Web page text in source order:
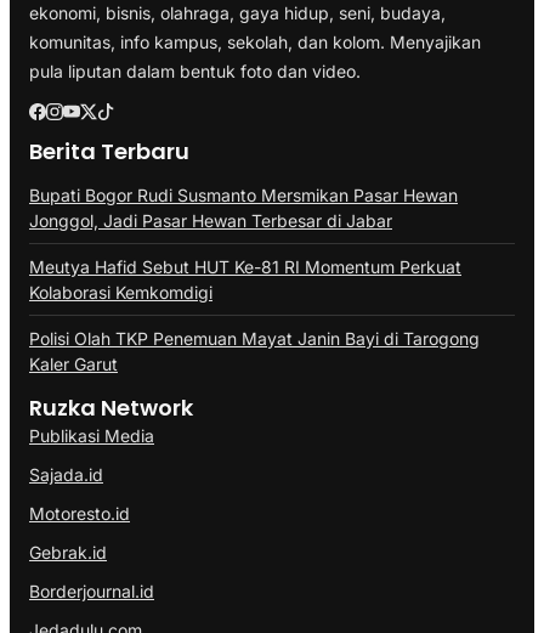
ekonomi, bisnis, olahraga, gaya hidup, seni, budaya,
komunitas, info kampus, sekolah, dan kolom. Menyajikan
pula liputan dalam bentuk foto dan video.
Berita Terbaru
Bupati Bogor Rudi Susmanto Mersmikan Pasar Hewan
Jonggol, Jadi Pasar Hewan Terbesar di Jabar
Meutya Hafid Sebut HUT Ke-81 RI Momentum Perkuat
Kolaborasi Kemkomdigi
Polisi Olah TKP Penemuan Mayat Janin Bayi di Tarogong
Kaler Garut
Ruzka Network
Publikasi Media
Sajada.id
Motoresto.id
Gebrak.id
Borderjournal.id